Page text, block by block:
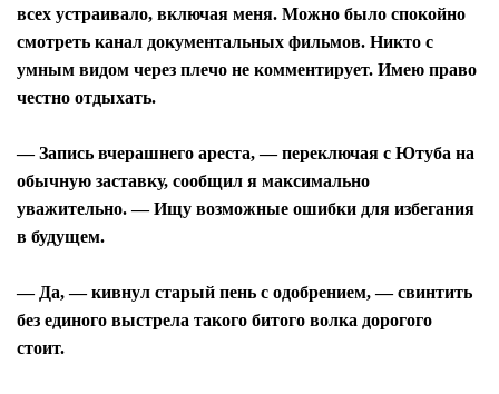
всех устраивало, включая меня. Можно было спокойно
смотреть канал документальных фильмов. Никто с
умным видом через плечо не комментирует. Имею право
честно отдыхать.
— Запись вчерашнего ареста, — переключая с Ютуба на
обычную заставку, сообщил я максимально
уважительно. — Ищу возможные ошибки для избегания
в будущем.
— Да, — кивнул старый пень с одобрением, — свинтить
без единого выстрела такого битого волка дорогого
стоит.